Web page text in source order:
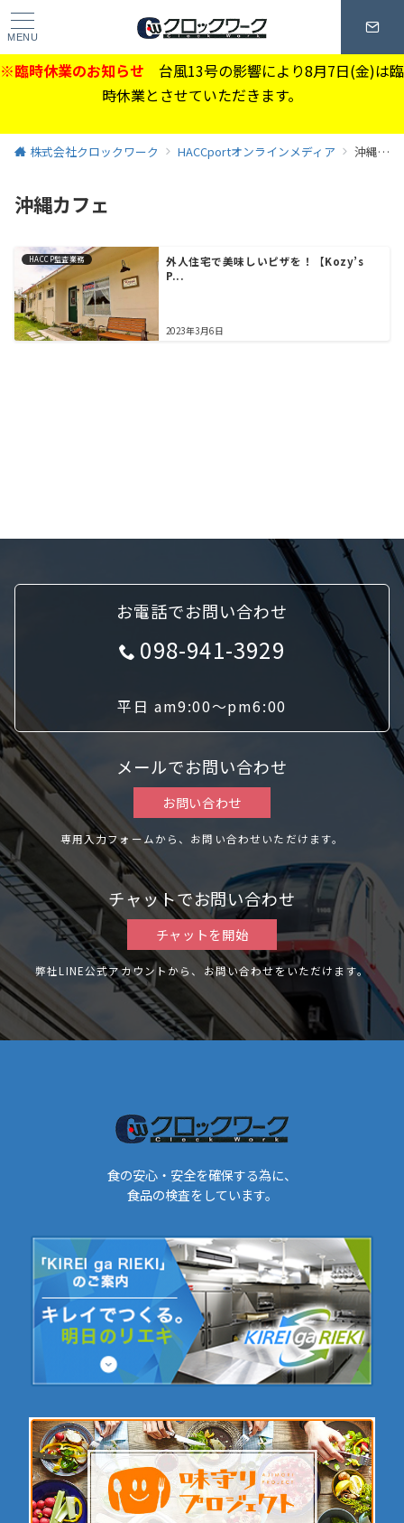
※臨時休業のお知らせ 台風13号の影響により8月7日(金)は臨
時休業とさせていただきます。
MENU
株式会社クロックワーク HACCportオンラインメディア 沖縄カフェ
沖縄カフェ
HACCP監査業務
外人住宅で美味しいピザを！【Kozy’s
P...
2023年3月6日
お電話でお問い合わせ
098-941-3929
平日 am9:00〜pm6:00
メールでお問い合わせ
お問い合わせ
専用入力フォームから、お問い合わせいただけます。
チャットでお問い合わせ
チャットを開始
弊社LINE公式アカウントから、お問い合わせをいただけます。
食の安心・安全を確保する為に、
食品の検査をしています。